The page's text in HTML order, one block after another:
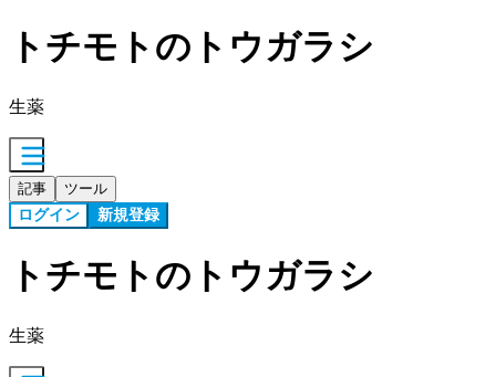
トチモトのトウガラシ
生薬
記事 ツール
ログイン 新規登録
トチモトのトウガラシ
生薬